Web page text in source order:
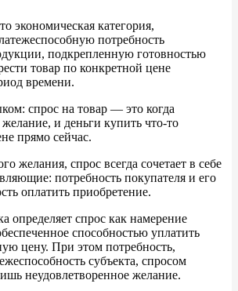
экономическая категория,
потребность
подкрепленную готовностью
товар по конкретной цене
времени.
спрос на товар — это когда
желание, и деньги купить что-то
прямо сейчас.
желания, спрос всегда сочетает в себе
потребность покупателя и его
оплатить приобретение.
определяет спрос как намерение
способностью уплатить
цену. При этом потребность,
субъекта, спросом
неудовлетворенное желание.